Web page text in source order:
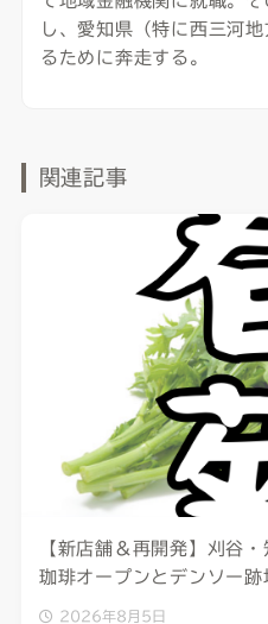
し、愛知県（特に西三河
るために奔走する。
関連記事
【新店舗＆再開発】刈谷
珈琲オープンとデンソー
2026年8月5日